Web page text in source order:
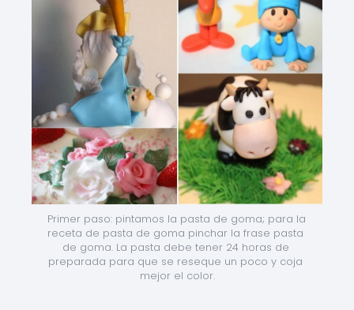
Primer paso: pintamos la pasta de goma; para la
receta de pasta de goma pinchar la frase pasta
de goma. La pasta debe tener 24 horas de
preparada para que se reseque un poco y coja
mejor el color.